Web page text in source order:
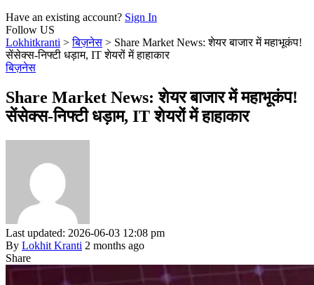
Have an existing account? Sign In
Follow US
Lokhitkranti >बिज़नेस > Share Market News: शेयर बाजार में महाभूकंप!
सेंसेक्स-निफ्टी धड़ाम, IT शेयरों में हाहाकार
बिज़नेस
Share Market News: शेयर बाजार में महाभूकंप!
सेंसेक्स-निफ्टी धड़ाम, IT शेयरों में हाहाकार
Last updated: 2026-06-03 12:08 pm
By Lokhit Kranti 2 months ago
Share